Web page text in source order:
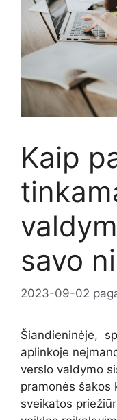
Kaip
savo
2023-09-02
Šiandieninėje,
aplinkoje
verslo valdymo
pramonės šakos
sveikatos